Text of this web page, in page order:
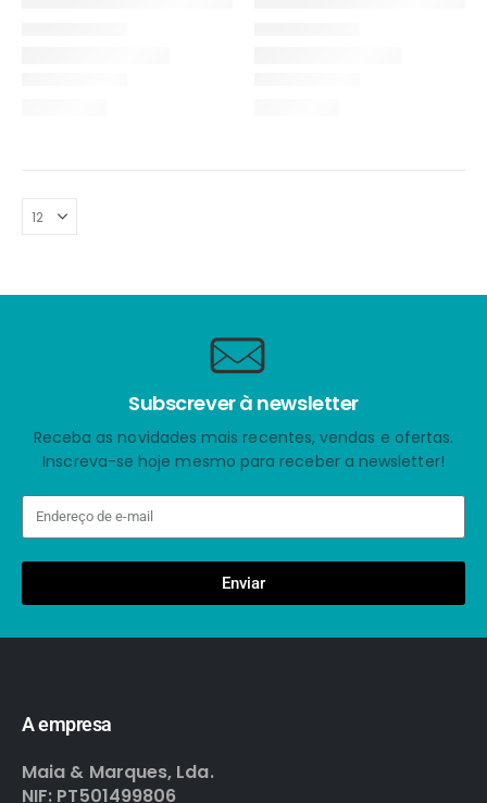
Subscrever à newsletter
Receba as novidades mais recentes, vendas e ofertas.
Inscreva-se hoje mesmo para receber a newsletter!
Enviar
A empresa
Maia & Marques, Lda.
NIF: PT501499806